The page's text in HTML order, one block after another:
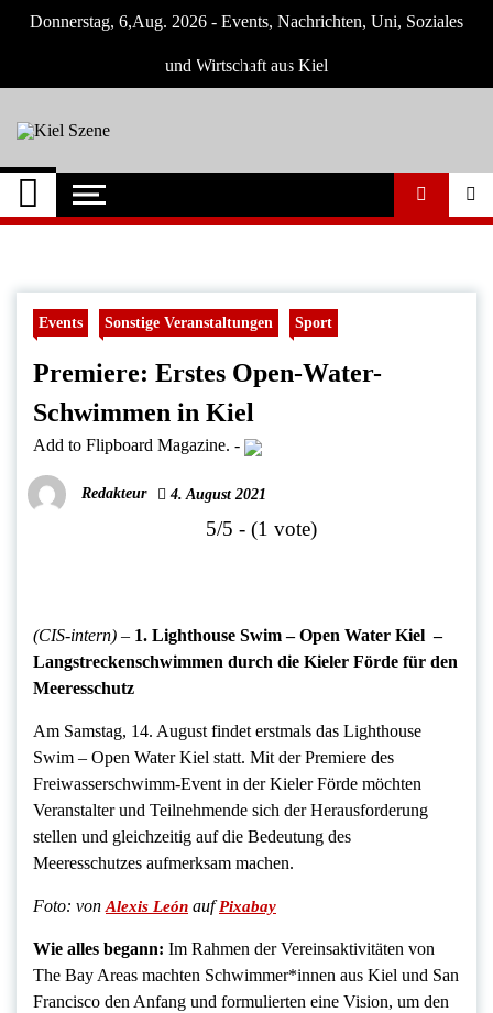
Skip
Donnerstag, 6,Aug. 2026 - Events, Nachrichten, Uni, Soziales
und Wirtschaft aus Kiel
Kiel Szene
Neuigkeiten und Nachrichten aus Kiel und
Umgebung
Events Sonstige Veranstaltungen Sport
Premiere: Erstes Open-Water-
Schwimmen in Kiel
Add to Flipboard Magazine. -
Redakteur 4. August 2021
5/5 - (1 vote)
(CIS-intern) – 1. Lighthouse Swim – Open Water Kiel –
Langstreckenschwimmen durch die Kieler Förde für den
Meeresschutz
Am Samstag, 14. August findet erstmals das Lighthouse
Swim – Open Water Kiel statt. Mit der Premiere des
Freiwasserschwimm-Event in der Kieler Förde möchten
Veranstalter und Teilnehmende sich der Herausforderung
stellen und gleichzeitig auf die Bedeutung des
Meeresschutzes aufmerksam machen.
Foto: von Alexis León aufPixabay
Wie alles begann: Im Rahmen der Vereinsaktivitäten von
The Bay Areas machten Schwimmer*innen aus Kiel und San
Francisco den Anfang und formulierten eine Vision, um den